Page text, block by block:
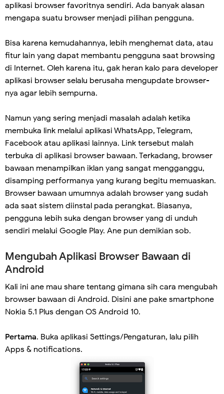
aplikasi browser favoritnya sendiri. Ada banyak alasan
mengapa suatu browser menjadi pilihan pengguna.
Bisa karena kemudahannya, lebih menghemat data, atau
fitur lain yang dapat membantu pengguna saat browsing
di Internet. Oleh karena itu, gak heran kalo para developer
aplikasi browser selalu berusaha mengupdate browser-
nya agar lebih sempurna.
Namun yang sering menjadi masalah adalah ketika
membuka link melalui aplikasi WhatsApp, Telegram,
Facebook atau aplikasi lainnya. Link tersebut malah
terbuka di aplikasi browser bawaan. Terkadang, browser
bawaan menampilkan iklan yang sangat mengganggu,
disamping performanya yang kurang begitu memuaskan.
Browser bawaan umumnya adalah browser yang sudah
ada saat sistem diinstal pada perangkat. Biasanya,
pengguna lebih suka dengan browser yang di unduh
sendiri melalui Google Play. Ane pun demikian sob.
Mengubah Aplikasi Browser Bawaan di
Android
Kali ini ane mau share tentang gimana sih cara mengubah
browser bawaan di Android. Disini ane pake smartphone
Nokia 5.1 Plus dengan OS Android 10.
Pertama. Buka aplikasi Settings/Pengaturan, lalu pilih
Apps & notifications.